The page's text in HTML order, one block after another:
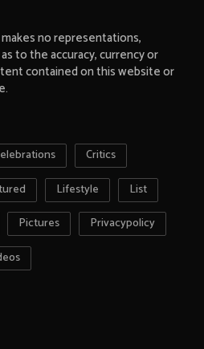
makes no representations,
to the accuracy, currency or
contained on this website or
Critics
Lifestyle
List
Pictures
Privacypolicy